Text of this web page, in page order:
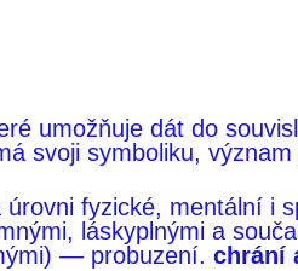
umožňuje dát do
svoji symboliku, význam
fyzické, mentální i
láskyplnými a
— probuzení. chrání